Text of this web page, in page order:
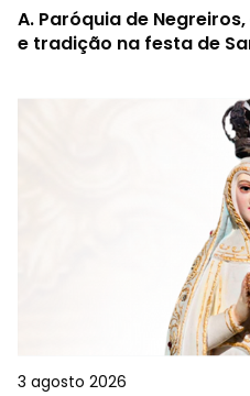
A. Paróquia de
e tradição na festa de
3 agosto 2026